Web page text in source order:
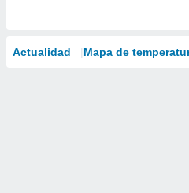
Actualidad Mapa de